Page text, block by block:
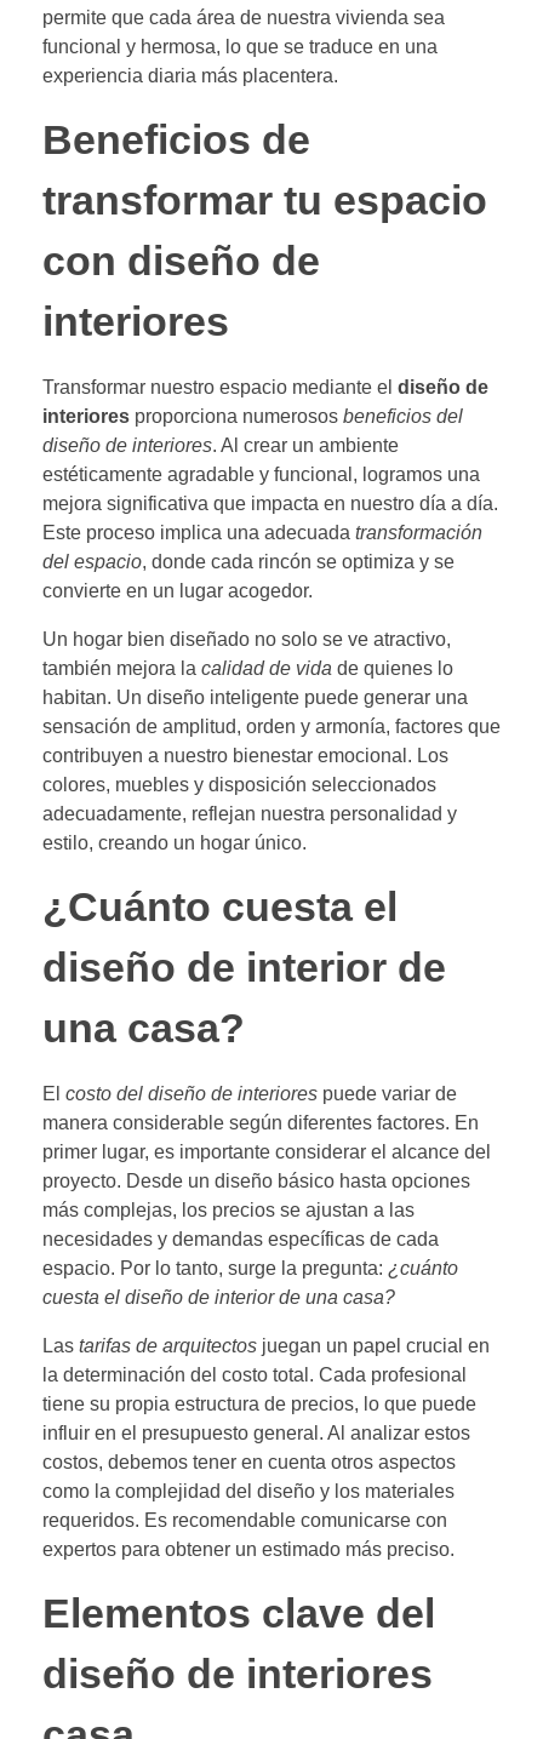
permite que cada área de nuestra vivienda sea
funcional y hermosa, lo que se traduce en una
experiencia diaria más placentera.
Beneficios de
transformar tu espacio
con diseño de
interiores
Transformar nuestro espacio mediante el diseño de
interiores proporciona numerosos beneficios del
diseño de interiores. Al crear un ambiente
estéticamente agradable y funcional, logramos una
mejora significativa que impacta en nuestro día a día.
Este proceso implica una adecuada transformación
del espacio, donde cada rincón se optimiza y se
convierte en un lugar acogedor.
Un hogar bien diseñado no solo se ve atractivo,
también mejora la calidad de vida de quienes lo
habitan. Un diseño inteligente puede generar una
sensación de amplitud, orden y armonía, factores que
contribuyen a nuestro bienestar emocional. Los
colores, muebles y disposición seleccionados
adecuadamente, reflejan nuestra personalidad y
estilo, creando un hogar único.
¿Cuánto cuesta el
diseño de interior de
una casa?
El costo del diseño de interiores puede variar de
manera considerable según diferentes factores. En
primer lugar, es importante considerar el alcance del
proyecto. Desde un diseño básico hasta opciones
más complejas, los precios se ajustan a las
necesidades y demandas específicas de cada
espacio. Por lo tanto, surge la pregunta: ¿cuánto
cuesta el diseño de interior de una casa?
Las tarifas de arquitectos juegan un papel crucial en
la determinación del costo total. Cada profesional
tiene su propia estructura de precios, lo que puede
influir en el presupuesto general. Al analizar estos
costos, debemos tener en cuenta otros aspectos
como la complejidad del diseño y los materiales
requeridos. Es recomendable comunicarse con
expertos para obtener un estimado más preciso.
Elementos clave del
diseño de interiores